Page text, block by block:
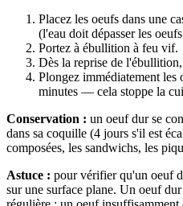
Placez les oeufs dans une
(l'eau doit dépasser les
Portez à ébullition à feu vif.
Dès la reprise de
Plongez immédiatement les
minutes — cela stoppe la
Conservation : un oeuf dur se
dans sa coquille (4 jours s'il est
composées, les sandwichs, les
Astuce : pour vérifier qu'un oeuf
sur une surface plane. Un oeuf